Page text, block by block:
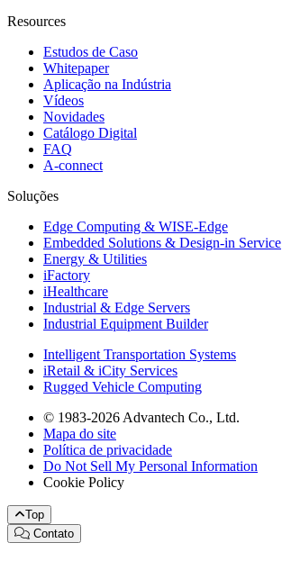
Resources
Estudos de Caso
Whitepaper
Aplicação na Indústria
Vídeos
Novidades
Catálogo Digital
FAQ
A-connect
Soluções
Edge Computing & WISE-Edge
Embedded Solutions & Design-in Service
Energy & Utilities
iFactory
iHealthcare
Industrial & Edge Servers
Industrial Equipment Builder
Intelligent Transportation Systems
iRetail & iCity Services
Rugged Vehicle Computing
© 1983-2026 Advantech Co., Ltd.
Mapa do site
Política de privacidade
Do Not Sell My Personal Information
Cookie Policy
Top
Contato